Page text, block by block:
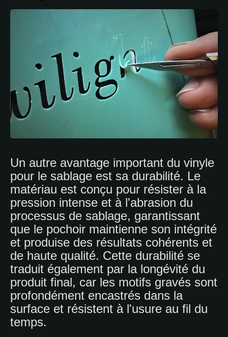
Un autre avantage important du vinyle
pour le sablage est sa durabilité. Le
matériau est conçu pour résister à la
pression intense et à l'abrasion du
processus de sablage, garantissant
que le pochoir maintienne son intégrité
et produise des résultats cohérents et
de haute qualité. Cette durabilité se
traduit également par la longévité du
produit final, car les motifs gravés sont
profondément encastrés dans la
surface et résistent à l'usure au fil du
temps.